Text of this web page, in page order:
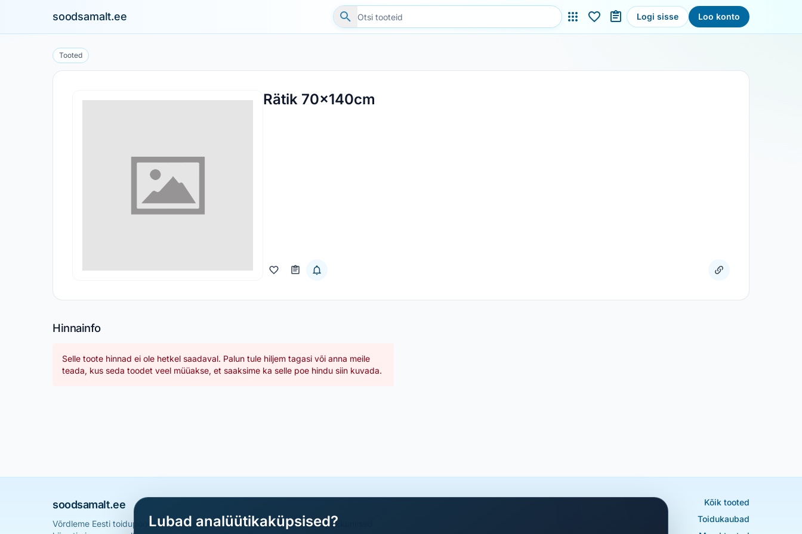
soodsamalt.ee Logi sisse Loo konto
Tooted
Rätik 70x140cm
Hinnainfo
Selle toote hinnad ei ole hetkel saadaval. Palun tule hiljem tagasi või anna meile
teada, kus seda toodet veel müüakse, et saaksime ka selle poe hindu siin kuvada.
soodsamalt.ee
Võrdleme Eesti toidupoodide hindu ja aitame sul leida parimad sooduspakkumised
Kõik tooted
Toidukaubad
Lubad analüütikaküpsised?